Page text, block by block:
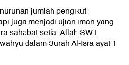
jumlah pengikut
juga menjadi ujian iman yang
sahabat setia. Allah SWT
dalam Surah Al-Isra ayat 1